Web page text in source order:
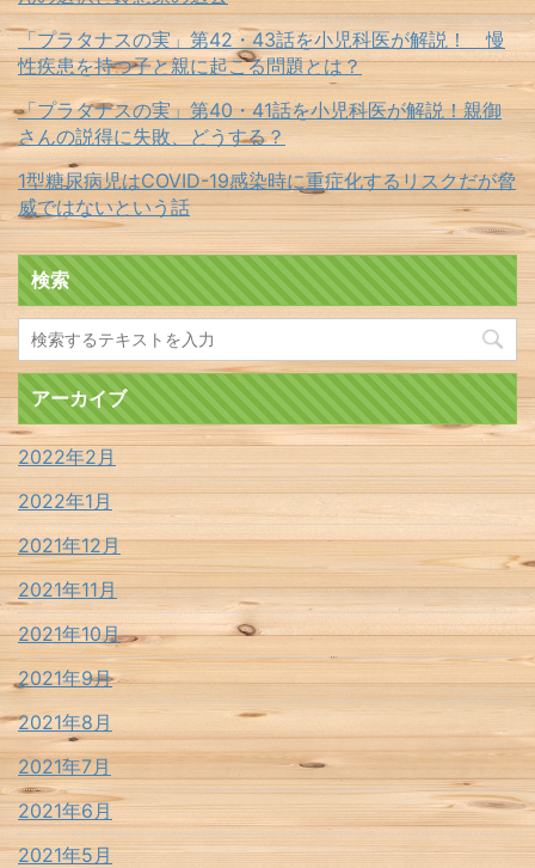
「プラタナスの実」第42・43話を小児科医が解説！ 慢
性疾患を持つ子と親に起こる問題とは？
「プラタナスの実」第40・41話を小児科医が解説！親御
さんの説得に失敗、どうする？
1型糖尿病児はCOVID-19感染時に重症化するリスクだが脅
威ではないという話
検索
アーカイブ
2022年2月
2022年1月
2021年12月
2021年11月
2021年10月
2021年9月
2021年8月
2021年7月
2021年6月
2021年5月